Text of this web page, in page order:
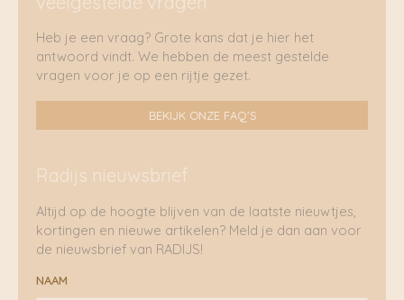
Heb je een vraag? Grote kans dat je hier het
antwoord vindt. We hebben de meest gestelde
vragen voor je op een rijtje gezet.
BEKIJK ONZE FAQ'S
Radijs nieuwsbrief
Altijd op de hoogte blijven van de laatste nieuwtjes,
kortingen en nieuwe artikelen? Meld je dan aan voor
de nieuwsbrief van RADIJS!
NAAM